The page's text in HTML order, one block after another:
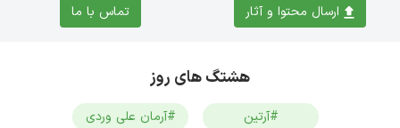
ارسال محتوا و آثار تماس با ما
هشتگ های روز
#آرتین
#آرمان علی وردی